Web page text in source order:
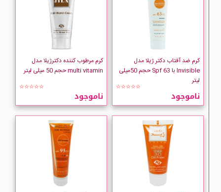
کرم ضد آفتاب دکتر ژیلا مدل
Invisible با Spf 63 حجم 50میلی
لیتر
☆☆☆☆☆
ناموجود
کرم مرطوب کننده دکترژیلا مدل
multi vitamin حجم 50 میلی لیتر
☆☆☆☆☆
ناموجود